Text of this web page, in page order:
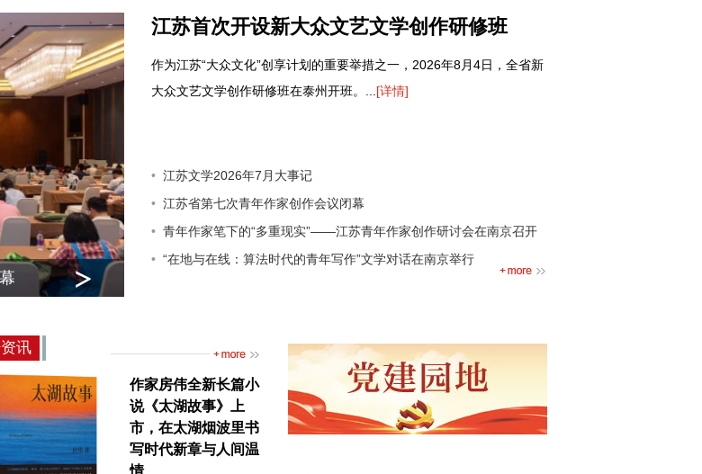
青年作家笔下的“多重现实”——江苏青年作家创作研讨会在南京召
江苏首次开设新大众文艺文学创作研修班
作为江苏“大众文化”创享计划的重要举措之一，2026年8月4日，全省新
大众文艺文学创作研修班在泰州开班。... [详情]
江苏文学2026年7月大事记
江苏省第七次青年作家创作会议闭幕
青年作家笔下的“多重现实”——江苏青年作家创作研讨会在南京召开
“在地与在线：算法时代的青年写作”文学对话在南京举行
讯
作家房伟全新长篇小
说《太湖故事》上
市，在太湖烟波里书
写时代新章与人间温